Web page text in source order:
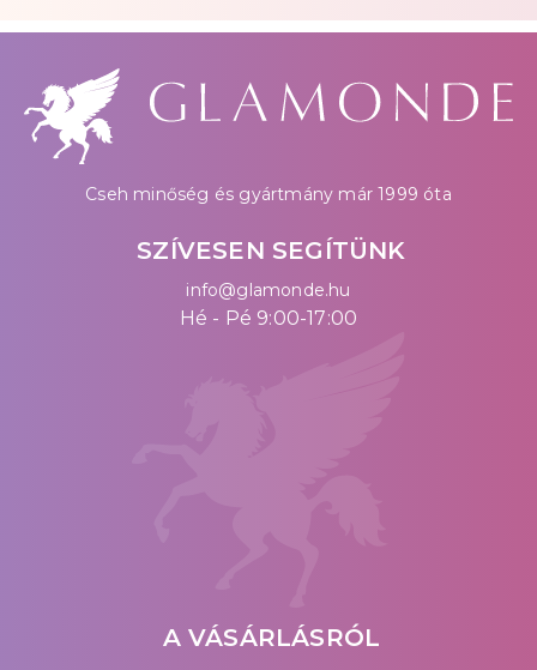
Cseh minőség és gyártmány már 1999 óta
SZÍVESEN SEGÍTÜNK
info@glamonde.hu
Hé - Pé 9:00-17:00
A VÁSÁRLÁSRÓL